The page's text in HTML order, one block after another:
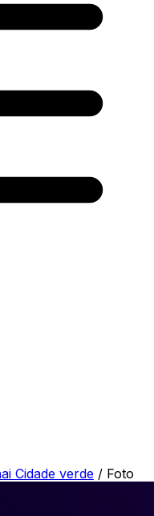
Cidade verde / Foto